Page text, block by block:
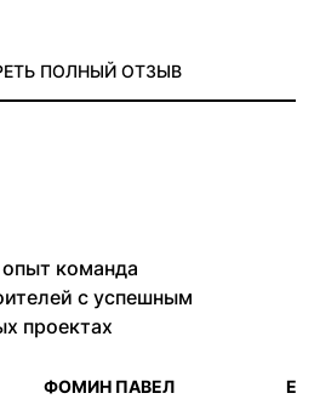
ПОЛНЫЙ ОТЗЫВ
команда
с успешным
проектах
ФОМИН ПАВЕЛ